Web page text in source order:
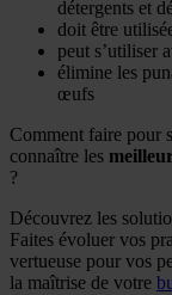
détergents et
doit être
peut s’utiliser
élimine les
œufs
Comment faire pour
connaître les
?
Découvrez les
Faites évoluer vos
vertueuse pour vos
la maîtrise de votre